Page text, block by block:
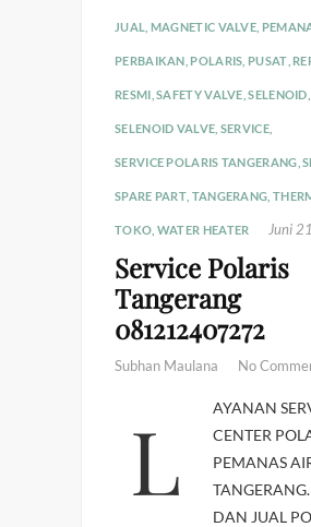
JUAL MAGNETIC VALVE
PERBAIKAN POLARIS PUSAT
RESMI ,SAFETY VALVE ,SELENOID
SELENOID VALVE SERVICE,
SERVICE POLARIS TANGERANG ,
SPARE PART TANGERANG
TOKO WATER HEATER Juni
Service Polaris
Tangerang
081212407272
Subhan Maulana No
LAYANAN SERVICE
CENTER
PEMANAS
DAN JUAL